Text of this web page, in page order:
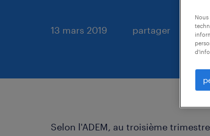
13 mars 2019 partager
Selon l'ADEM, au troisième